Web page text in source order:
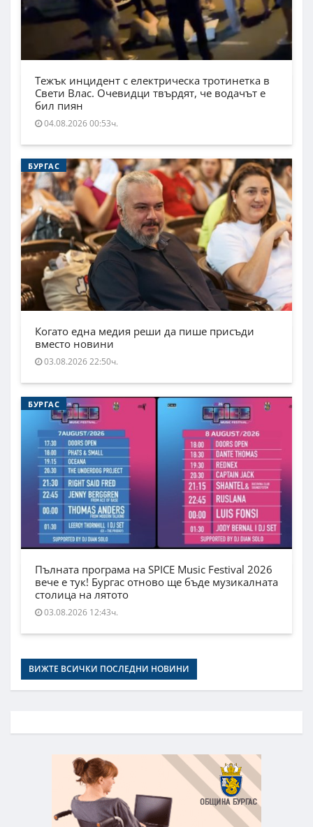
Тежък инцидент с електрическа тротинетка в
Свети Влас. Очевидци твърдят, че водачът е
бил пиян
04.08.2026 00:53ч.
БУРГАС
Когато една медия реши да пише присъди
вместо новини
03.08.2026 22:50ч.
БУРГАС
Пълната програма на SPICE Music Festival 2026
вече е тук! Бургас отново ще бъде музикалната
столица на лятото
03.08.2026 12:43ч.
ВИЖТЕ ВСИЧКИ ПОСЛЕДНИ НОВИНИ